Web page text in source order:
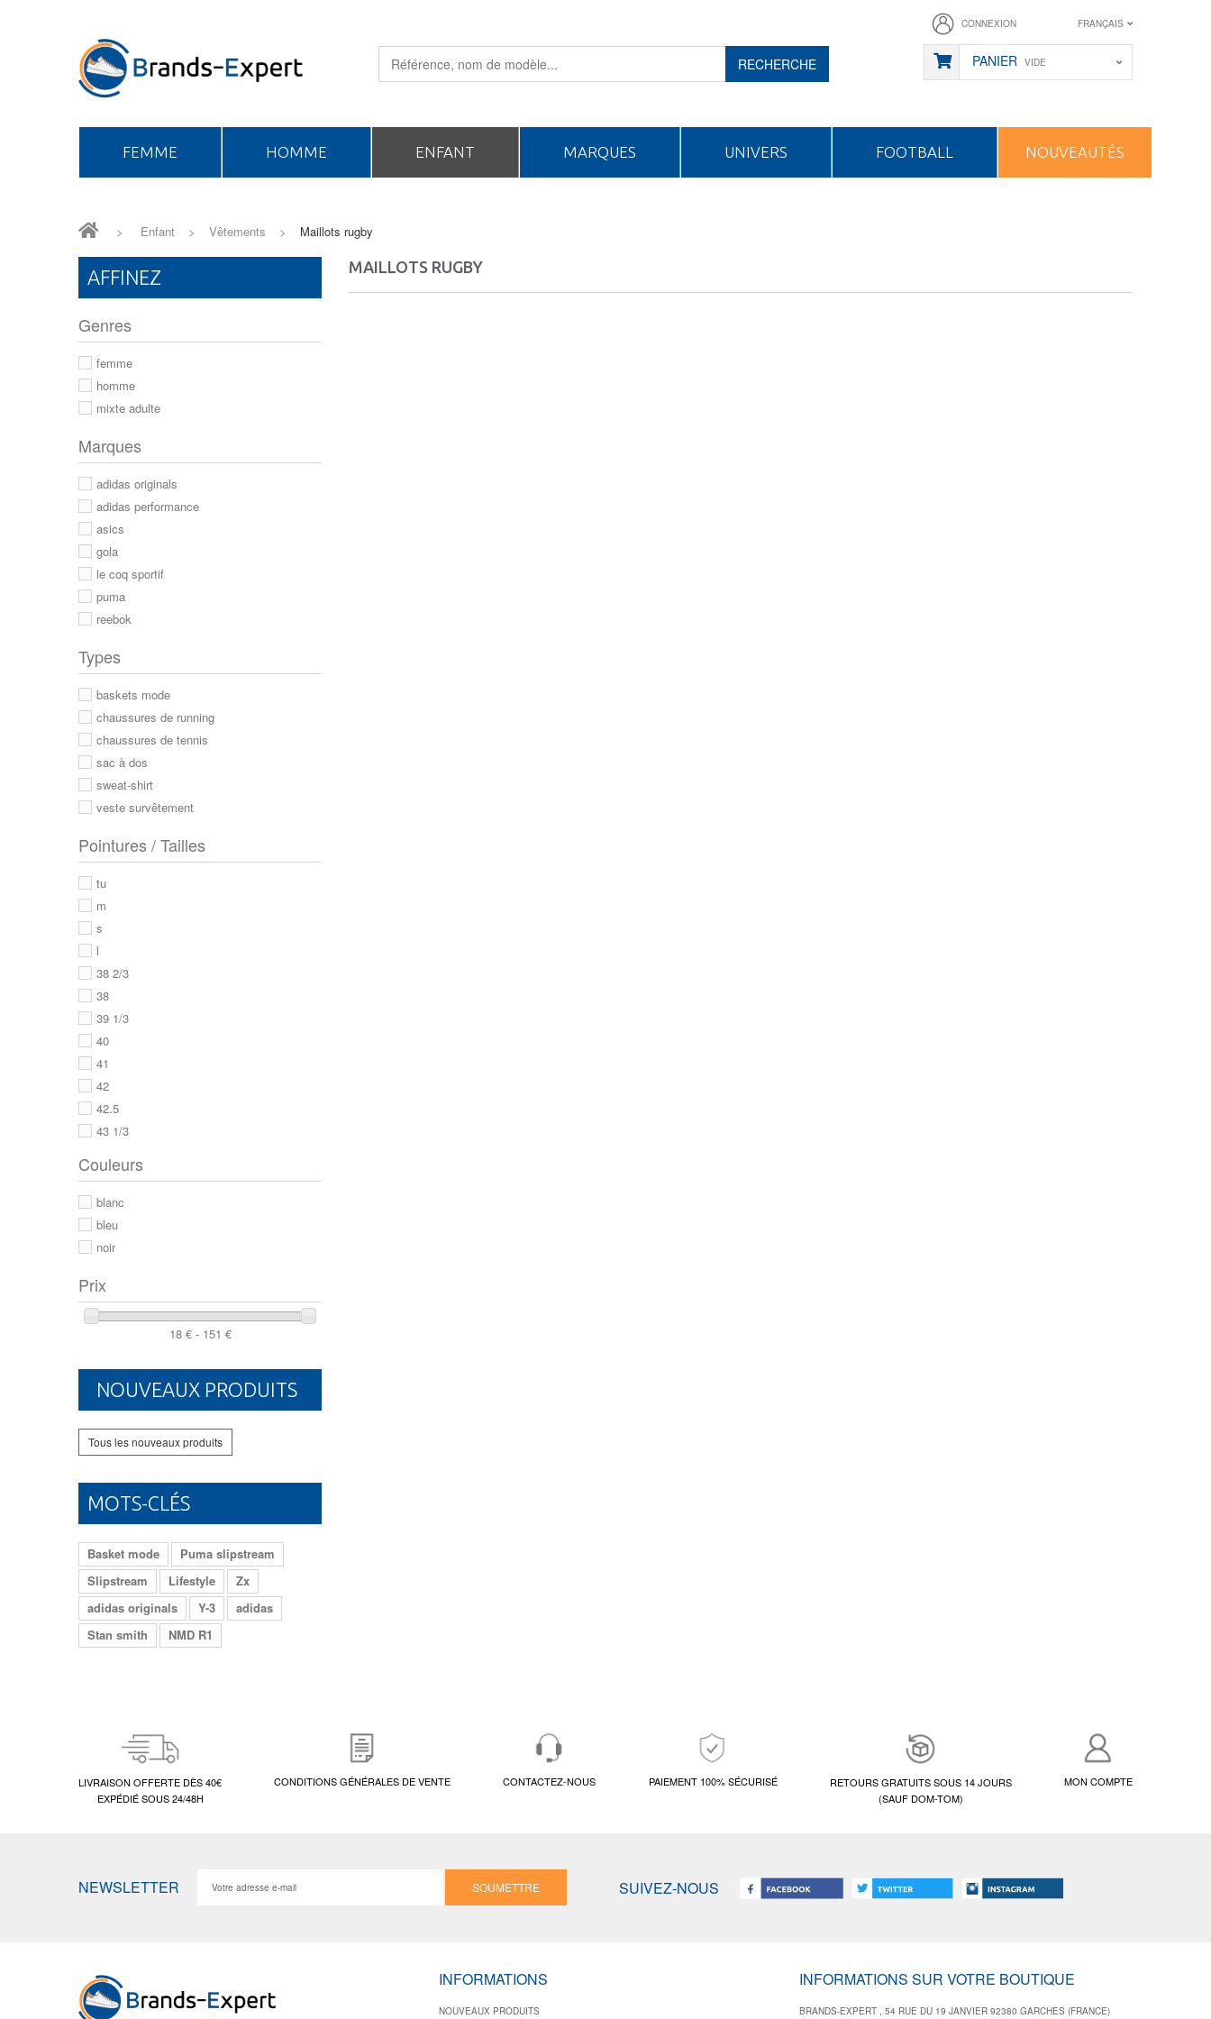
FRANÇAIS
CONNEXION
PANIER VIDE
RECHERCHE
FEMME HOMME ENFANT MARQUES UNIVERS FOOTBALL NOUVEAUTÉS
> Enfant > Vêtements > Maillots rugby
MAILLOTS RUGBY
AFFINEZ
Genres
femme
homme
mixte adulte
Marques
adidas originals
adidas performance
asics
gola
le coq sportif
puma
reebok
Types
baskets mode
chaussures de running
chaussures de tennis
sac à dos
sweat-shirt
veste survêtement
Pointures / Tailles
tu
m
s
l
38 2/3
38
39 1/3
40
41
42
42.5
43 1/3
44
44 2/3
46
Couleurs
blanc
bleu
noir
Prix
18 € - 151 €
NOUVEAUX PRODUITS
Tous les nouveaux produits
MOTS-CLÉS
Basket mode
Puma slipstream
Slipstream
Lifestyle
Zx
adidas originals
Y-3
adidas
Stan smith
NMD R1
LIVRAISON OFFERTE DÈS 40€
EXPÉDIÉ SOUS 24/48H
CONDITIONS GÉNÉRALES DE VENTE CONTACTEZ-NOUS PAIEMENT 100% SÉCURISÉ
RETOURS GRATUITS SOUS 14 JOURS
(SAUF DOM-TOM)
MON COMPTE
NEWSLETTER SOUMETTRE SUIVEZ-NOUS
INFORMATIONS
NOUVEAUX PRODUITS
INFORMATIONS SUR VOTRE BOUTIQUE
BRANDS-EXPERT , 54 RUE DU 19 JANVIER 92380 GARCHES (FRANCE)